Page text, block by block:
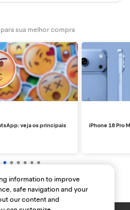
sua melhor compra
veja os principais iPhone 18 Pro
information to improve
safe navigation and your
our content and